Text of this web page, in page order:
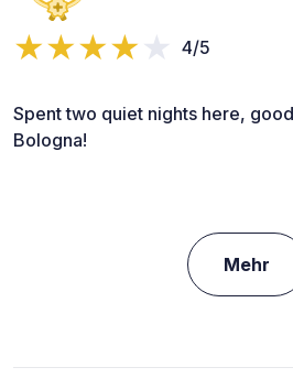
4/5
Spent two quiet nights here,
Bologna!
Mehr